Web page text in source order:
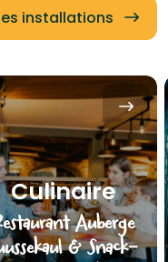
installations
Culinaire
Auberge
& Snack-